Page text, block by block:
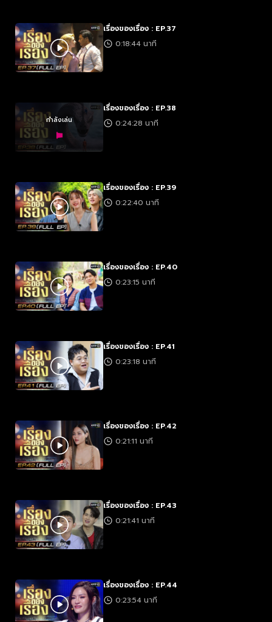
เรื่องของเรื่อง : EP.37
0:18:44 นาที
กำลังเล่น
เรื่องของเรื่อง : EP.38
0:24:28 นาที
เรื่องของเรื่อง : EP.39
0:22:40 นาที
เรื่องของเรื่อง : EP.40
0:23:15 นาที
เรื่องของเรื่อง : EP.41
0:23:18 นาที
เรื่องของเรื่อง : EP.42
0:21:11 นาที
เรื่องของเรื่อง : EP.43
0:21:41 นาที
เรื่องของเรื่อง : EP.44
0:23:54 นาที